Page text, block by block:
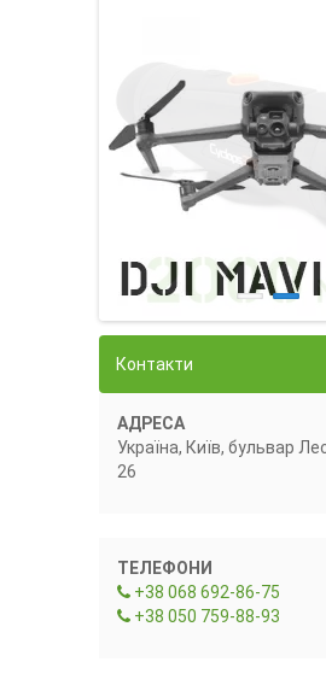
Контакти
АДРЕСА
Україна, Київ, бульвар
26
ТЕЛЕФОНИ
+38 068 692-86-75
+38 050 759-88-93